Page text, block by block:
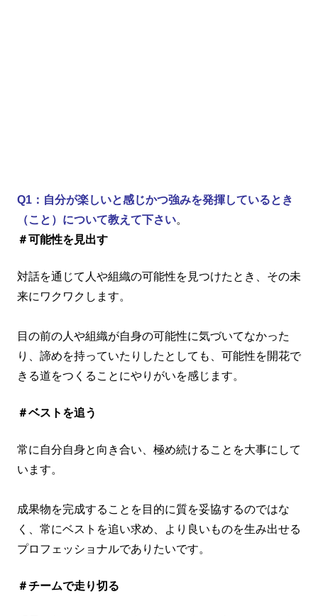
Q1：自分が楽しいと感じかつ強みを発揮しているとき
（こと）について教えて下さい。
＃可能性を見出す
対話を通じて人や組織の可能性を見つけたとき、その未
来にワクワクします。
目の前の人や組織が自身の可能性に気づいてなかった
り、諦めを持っていたりしたとしても、可能性を開花で
きる道をつくることにやりがいを感じます。
＃ベストを追う
常に自分自身と向き合い、極め続けることを大事にして
います。
成果物を完成することを目的に質を妥協するのではな
く、常にベストを追い求め、より良いものを生み出せる
プロフェッショナルでありたいです。
＃チームで走り切る